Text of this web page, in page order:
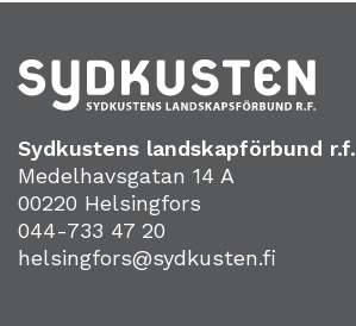
Sydkustens landskapförbund r.f.
Medelhavsgatan 14 A
00220 Helsingfors
044-733 47 20
helsingfors@sydkusten.fi